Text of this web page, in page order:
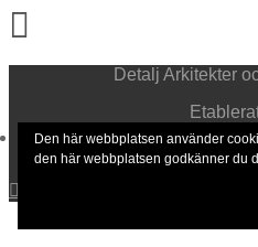
Den här webbplatsen använder
den här webbplatsen godkänner du
Detalj Arkitekter